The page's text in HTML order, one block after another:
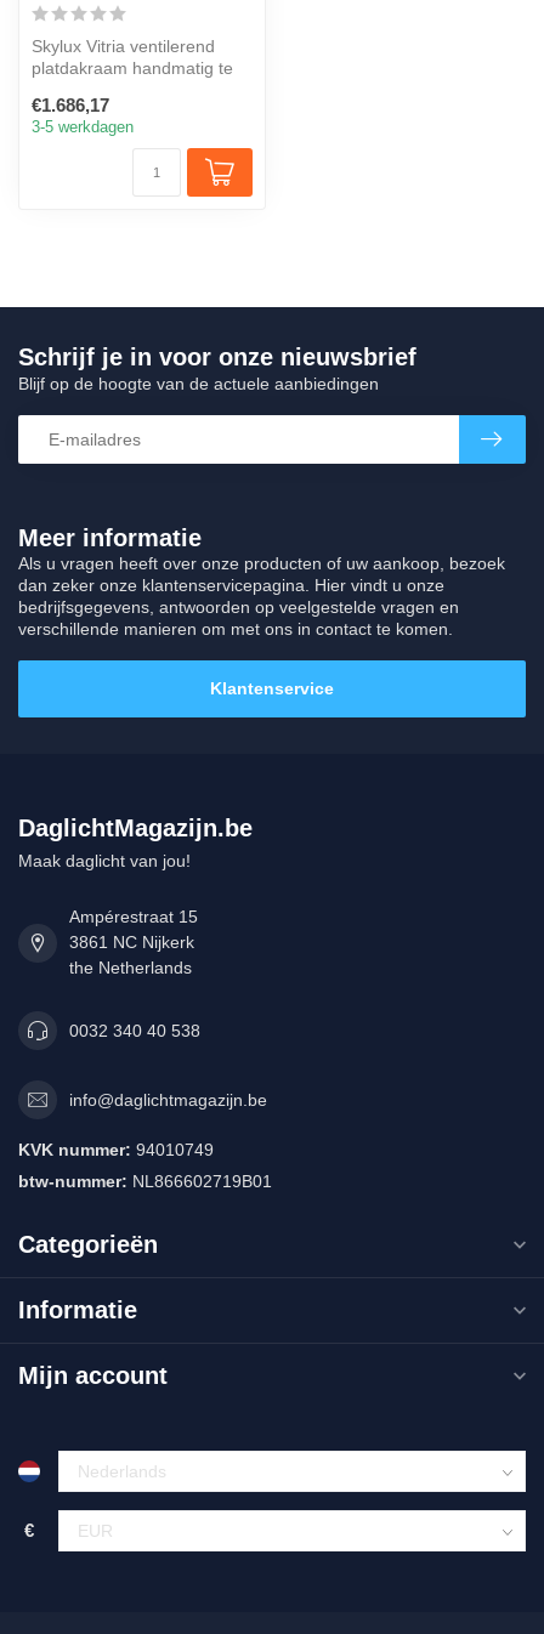
Skylux Vitria ventilerend
platdakraam handmatig te
dakopstand...
€1.686,17
3-5 werkdagen
Meer informatie
Als u vragen heeft over onze producten of uw aankoop, bezoek
dan zeker onze klantenservicepagina. Hier vindt u onze
bedrijfsgegevens, antwoorden op veelgestelde vragen en
verschillende manieren om met ons in contact te komen.
Klantenservice
Schrijf je in voor onze nieuwsbrief
Blijf op de hoogte van de actuele aanbiedingen
DaglichtMagazijn.be
Maak daglicht van jou!
Ampérestraat 15
3861 NC Nijkerk
the Netherlands
0032 340 40 538
info@daglichtmagazijn.be
KVK nummer: 94010749
btw-nummer: NL866602719B01
Categorieën
Informatie
Mijn account
€